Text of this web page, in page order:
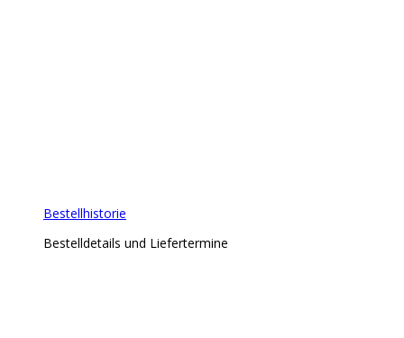
Bestellhistorie
Bestelldetails und Liefertermine